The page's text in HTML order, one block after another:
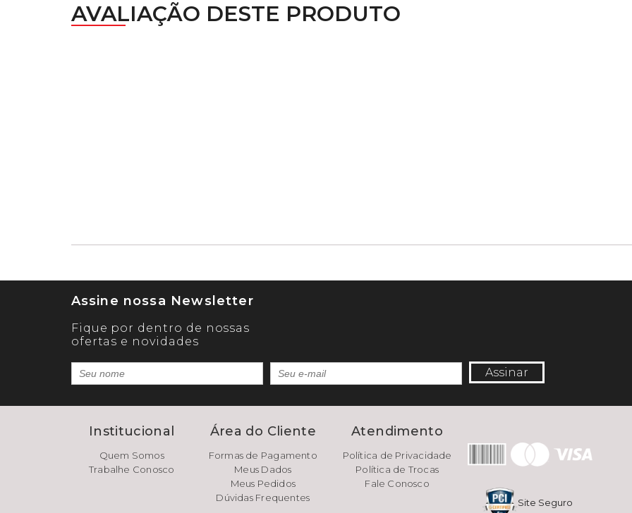
AVALIAÇÃO DESTE PRODUTO
Assine nossa Newsletter
Fique por dentro de nossas
ofertas e novidades
Assinar
Institucional
Quem Somos
Trabalhe Conosco
Área do Cliente
Formas de Pagamento
Meus Dados
Meus Pedidos
Dúvidas Frequentes
Atendimento
Política de Privacidade
Política de Trocas
Fale Conosco
Site Seguro